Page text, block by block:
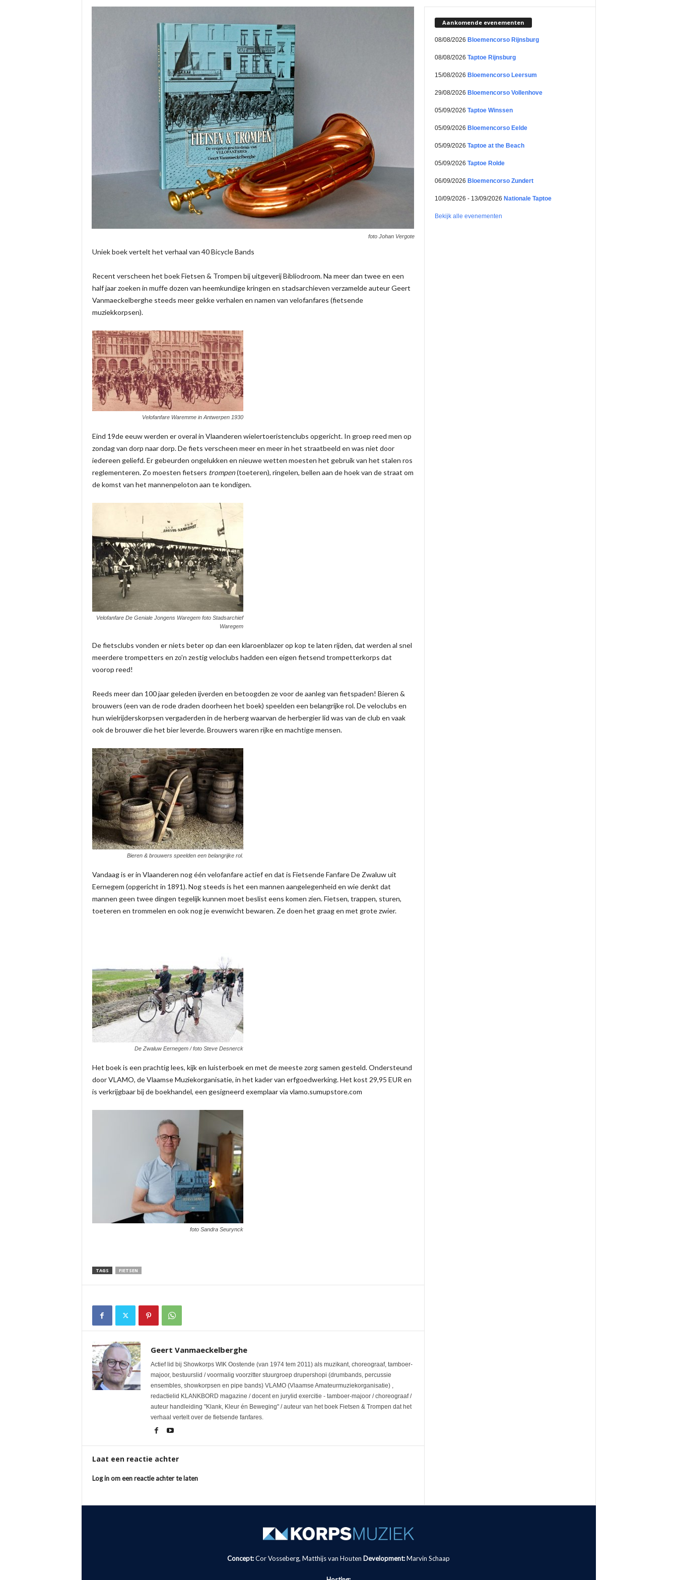
foto Johan Vergote
Uniek boek vertelt het verhaal van 40 Bicycle Bands
Recent verscheen het boek Fietsen & Trompen bij uitgeverij Bibliodroom. Na meer dan twee en een
half jaar zoeken in muffe dozen van heemkundige kringen en stadsarchieven verzamelde auteur Geert
Vanmaeckelberghe steeds meer gekke verhalen en namen van velofanfares (fietsende
muziekkorpsen).
Velofanfare Waremme in Antwerpen 1930
Eind 19de eeuw werden er overal in Vlaanderen wielertoeristenclubs opgericht. In groep reed men op
zondag van dorp naar dorp. De fiets verscheen meer en meer in het straatbeeld en was niet door
iedereen geliefd. Er gebeurden ongelukken en nieuwe wetten moesten het gebruik van het stalen ros
reglementeren. Zo moesten fietsers trompen(toeteren), ringelen, bellen aan de hoek van de straat om
de komst van het mannenpeloton aan te kondigen.
Velofanfare De Geniale Jongens Waregem foto Stadsarchief
Waregem
De fietsclubs vonden er niets beter op dan een klaroenblazer op kop te laten rijden, dat werden al snel
meerdere trompetters en zo’n zestig veloclubs hadden een eigen fietsend trompetterkorps dat
voorop reed!
Reeds meer dan 100 jaar geleden ijverden en betoogden ze voor de aanleg van fietspaden! Bieren &
brouwers (een van de rode draden doorheen het boek) speelden een belangrijke rol. De veloclubs en
hun wielrijderskorpsen vergaderden in de herberg waarvan de herbergier lid was van de club en vaak
ook de brouwer die het bier leverde. Brouwers waren rijke en machtige mensen.
Bieren & brouwers speelden een belangrijke rol.
Vandaag is er in Vlaanderen nog één velofanfare actief en dat is Fietsende Fanfare De Zwaluw uit
Eernegem (opgericht in 1891). Nog steeds is het een mannen aangelegenheid en wie denkt dat
mannen geen twee dingen tegelijk kunnen moet beslist eens komen zien. Fietsen, trappen, sturen,
toeteren en trommelen en ook nog je evenwicht bewaren. Ze doen het graag en met grote zwier.
De Zwaluw Eernegem / foto Steve Desnerck
Het boek is een prachtig lees, kijk en luisterboek en met de meeste zorg samen gesteld. Ondersteund
door VLAMO, de Vlaamse Muziekorganisatie, in het kader van erfgoedwerking. Het kost 29,95 EUR en
is verkrijgbaar bij de boekhandel, een gesigneerd exemplaar via vlamo.sumupstore.com
foto Sandra Seurynck
TAGS FIETSEN
Geert Vanmaeckelberghe
Actief lid bij Showkorps WIK Oostende (van 1974 tem 2011) als muzikant, choreograaf, tamboer-
majoor, bestuurslid / voormalig voorzitter stuurgroep drupershopi (drumbands, percussie
ensembles, showkorpsen en pipe bands) VLAMO (Vlaamse Amateurmuziekorganisatie) ,
redactielid KLANKBORD magazine / docent en jurylid exercitie - tamboer-majoor / choreograaf /
auteur handleiding "Klank, Kleur én Beweging" / auteur van het boek Fietsen & Trompen dat het
verhaal vertelt over de fietsende fanfares.
Laat een reactie achter
Log in om een reactie achter te laten
Aankomende evenementen
08/08/2026 Bloemencorso Rijnsburg
08/08/2026 Taptoe Rijnsburg
15/08/2026 Bloemencorso Leersum
29/08/2026 Bloemencorso Vollenhove
05/09/2026 Taptoe Winssen
05/09/2026 Bloemencorso Eelde
05/09/2026 Taptoe at the Beach
05/09/2026 Taptoe Rolde
06/09/2026 Bloemencorso Zundert
10/09/2026 - 13/09/2026 Nationale Taptoe
Bekijk alle evenementen
Concept:Cor Vosseberg, Matthijs van Houten Development:Marvin Schaap